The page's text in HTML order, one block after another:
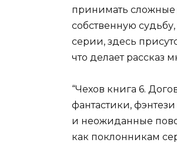
принимать сложные
собственную
серии, здесь
что делает рассказ
“Чехов книга 6.
фантастики,
и неожиданные
как поклонникам